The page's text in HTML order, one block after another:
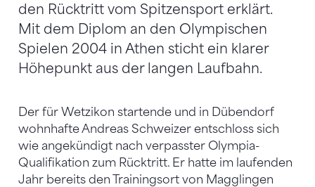
den Rücktritt vom Spitzensport erklärt.
Mit dem Diplom an den Olympischen
Spielen 2004 in Athen sticht ein klarer
Höhepunkt aus der langen Laufbahn.
Der für Wetzikon startende und in Dübendorf
wohnhafte Andreas Schweizer entschloss sich
wie angekündigt nach verpasster Olympia-
Qualifikation zum Rücktritt. Er hatte im laufenden
Jahr bereits den Trainingsort von Magglingen